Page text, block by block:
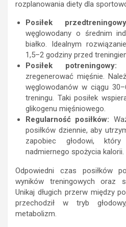
rozplanowania diety dla
Posiłek
węglowodany o średnim
białko. Idealnym
1,5–2 godziny przed
Posiłek potreningowy:
zregenerować mięśnie.
węglowodanów w ciągu
treningu. Taki posiłek
glikogenu mięśniowego.
Regularność posiłków:
posiłków dziennie, aby
zapobiec głodowi,
nadmiernego spożycia kalorii.
Odpowiedni czas posiłków
wyników treningowych oraz
Unikaj długich przerw między
przechodził w tryb
metabolizm.